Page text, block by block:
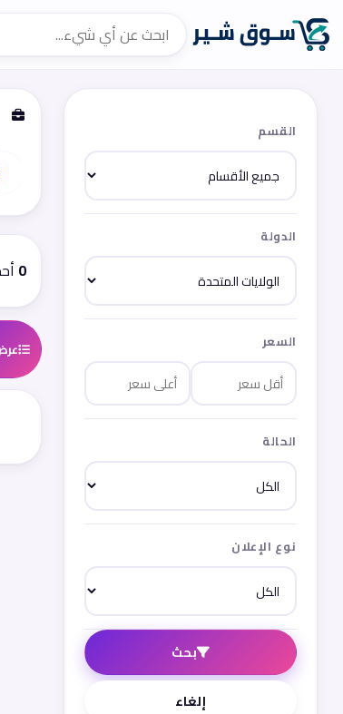
القسم
الدولة
السعر
الحالة
نوع الإعلان
بحث
إلغاء
0